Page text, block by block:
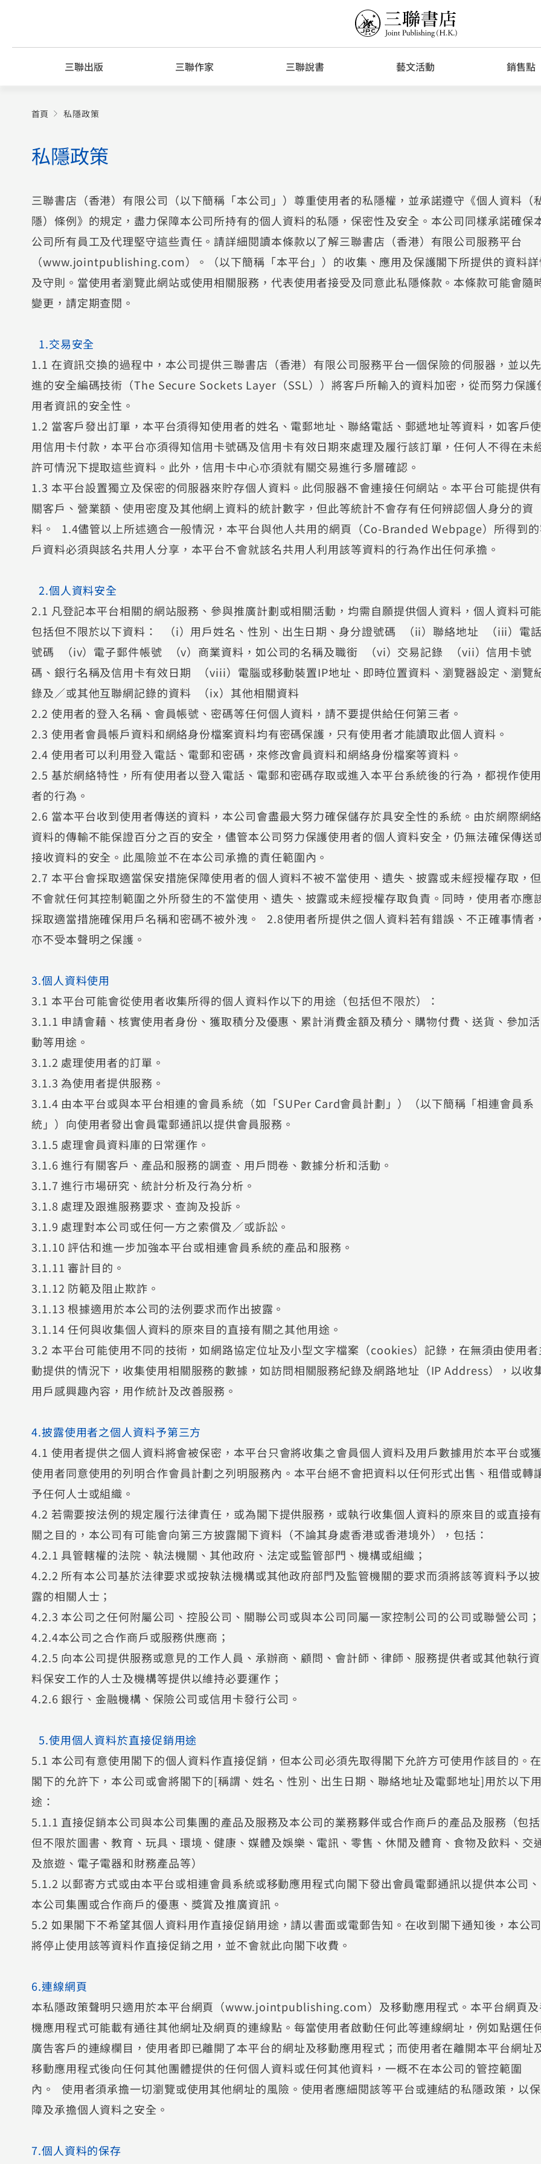
content
三聯出版 三聯作家 三聯說書 藝文活動 銷售點
首頁 私隱政策
私隱政策
三聯書店（香港）有限公司（以下簡稱「本公司」）尊重使用者的私隱權，並承諾遵守《個人資料（
隱）條例》的規定，盡力保障本公司所持有的個人資料的私隱，保密性及安全。本公司同樣承諾確保
公司所有員工及代理堅守這些責任。請詳細閱讀本條款以了解三聯書店（香港）有限公司服務平台
（www.jointpublishing.com）。（以下簡稱「本平台」）的收集、應用及保護閣下所提供的資料
及守則。當使用者瀏覽此網站或使用相關服務，代表使用者接受及同意此私隱條款。本條款可能會隨
變更，請定期查閱。
1.交易安全
1.1 在資訊交換的過程中，本公司提供三聯書店（香港）有限公司服務平台一個保險的伺服器，並以
進的安全編碼技術（The Secure Sockets Layer（SSL））將客戶所輸入的資料加密，從而努力保護
用者資訊的安全性。
1.2 當客戶發出訂單，本平台須得知使用者的姓名、電郵地址、聯絡電話、郵遞地址等資料，如客戶
用信用卡付款，本平台亦須得知信用卡號碼及信用卡有效日期來處理及履行該訂單，任何人不得在未
許可情況下提取這些資料。此外，信用卡中心亦須就有關交易進行多層確認。
1.3 本平台設置獨立及保密的伺服器來貯存個人資料。此伺服器不會連接任何網站。本平台可能提供
關客戶、營業額、使用密度及其他網上資料的統計數字，但此等統計不會存有任何辨認個人身分的資
料。 1.4儘管以上所述適合一般情況，本平台與他人共用的網頁（Co-Branded Webpage）所得到
戶資料必須與該名共用人分享，本平台不會就該名共用人利用該等資料的行為作出任何承擔。
2.個人資料安全
2.1 凡登記本平台相關的網站服務、參與推廣計劃或相關活動，均需自願提供個人資料，個人資料可
包括但不限於以下資料： （i）用戶姓名、性別、出生日期、身分證號碼 （ii）聯絡地址 （iii）電
號碼 （iv）電子郵件帳號 （v）商業資料，如公司的名稱及職銜 （vi）交易記錄 （vii）信用卡號
碼、銀行名稱及信用卡有效日期 （viii）電腦或移動裝置IP地址、即時位置資料、瀏覽器設定、瀏覽
錄及／或其他互聯網記錄的資料 （ix）其他相關資料
2.2 使用者的登入名稱、會員帳號、密碼等任何個人資料，請不要提供給任何第三者。
2.3 使用者會員帳戶資料和網絡身份檔案資料均有密碼保護，只有使用者才能讀取此個人資料。
2.4 使用者可以利用登入電話、電郵和密碼，來修改會員資料和網絡身份檔案等資料。
2.5 基於網絡特性，所有使用者以登入電話、電郵和密碼存取或進入本平台系統後的行為，都視作使
者的行為。
2.6 當本平台收到使用者傳送的資料，本公司會盡最大努力確保儲存於具安全性的系統。由於網際網
資料的傳輸不能保證百分之百的安全，儘管本公司努力保護使用者的個人資料安全，仍無法確保傳送
接收資料的安全。此風險並不在本公司承擔的責任範圍內。
2.7 本平台會採取適當保安措施保障使用者的個人資料不被不當使用、遺失、披露或未經授權存取，
不會就任何其控制範圍之外所發生的不當使用、遺失、披露或未經授權存取負責。同時，使用者亦應
採取適當措施確保用戶名稱和密碼不被外洩。 2.8使用者所提供之個人資料若有錯誤、不正確事情者
亦不受本聲明之保護。
3.個人資料使用
3.1 本平台可能會從使用者收集所得的個人資料作以下的用途（包括但不限於）：
3.1.1 申請會藉、核實使用者身份、獲取積分及優惠、累計消費金額及積分、購物付費、送貨、參加活
動等用途。
3.1.2 處理使用者的訂單。
3.1.3 為使用者提供服務。
3.1.4 由本平台或與本平台相連的會員系統（如「SUPer Card會員計劃」）（以下簡稱「相連會員系
統」）向使用者發出會員電郵通訊以提供會員服務。
3.1.5 處理會員資料庫的日常運作。
3.1.6 進行有關客戶、產品和服務的調查、用戶問卷、數據分析和活動。
3.1.7 進行市場研究、統計分析及行為分析。
3.1.8 處理及跟進服務要求、查詢及投訴。
3.1.9 處理對本公司或任何一方之索償及／或訴訟。
3.1.10 評估和進一步加強本平台或相連會員系統的產品和服務。
3.1.11 審計目的。
3.1.12 防範及阻止欺詐。
3.1.13 根據適用於本公司的法例要求而作出披露。
3.1.14 任何與收集個人資料的原來目的直接有關之其他用途。
3.2 本平台可能使用不同的技術，如網路協定位址及小型文字檔案（cookies）記錄，在無須由使用
動提供的情況下，收集使用相關服務的數據，如訪問相關服務紀錄及網路地址（IP Address），以收
用戶感興趣內容，用作統計及改善服務。
4.披露使用者之個人資料予第三方
4.1 使用者提供之個人資料將會被保密，本平台只會將收集之會員個人資料及用戶數據用於本平台或
使用者同意使用的列明合作會員計劃之列明服務內。本平台絕不會把資料以任何形式出售、租借或轉
予任何人士或組織。
4.2 若需要按法例的規定履行法律責任，或為閣下提供服務，或執行收集個人資料的原來目的或直接
關之目的，本公司有可能會向第三方披露閣下資料（不論其身處香港或香港境外），包括：
4.2.1 具管轄權的法院、執法機關、其他政府、法定或監管部⾨、機構或組織；
4.2.2 所有本公司基於法律要求或按執法機構或其他政府部門及監管機關的要求而須將該等資料予以披
露的相關人士；
4.2.3 本公司之任何附屬公司、控股公司、關聯公司或與本公司同屬一家控制公司的公司或聯營公司；
4.2.4本公司之合作商戶或服務供應商；
4.2.5 向本公司提供服務或意見的工作人員、承辦商、顧問、會計師、律師、服務提供者或其他執行資
料保安工作的人士及機構等提供以維持必要運作；
4.2.6 銀行、金融機構、保險公司或信用卡發行公司。
5.使用個人資料於直接促銷用途
5.1 本公司有意使用閣下的個人資料作直接促銷，但本公司必須先取得閣下允許方可使用作該目的。
閣下的允許下，本公司或會將閣下的[稱謂、姓名、性別、出生日期、聯絡地址及電郵地址]用於以下
途：
5.1.1 直接促銷本公司與本公司集團的產品及服務及本公司的業務夥伴或合作商戶的產品及服務（包括
但不限於圖書、教育、玩具、環境、健康、媒體及娛樂、電訊、零售、休閒及體育、食物及飲料、交
及旅遊、電子電器和財務產品等）
5.1.2 以郵寄方式或由本平台或相連會員系統或移動應⽤程式向閣下發出會員電郵通訊以提供本公司、
本公司集團或合作商戶的優惠、獎賞及推廣資訊。
5.2 如果閣下不希望其個人資料用作直接促銷用途，請以書面或電郵告知。在收到閣下通知後，本公
將停止使用該等資料作直接促銷之用，並不會就此向閣下收費。
6.連線網頁
本私隱政策聲明只適用於本平台網頁（www.jointpublishing.com）及移動應用程式。本平台網頁
機應用程式可能載有通往其他網址及網頁的連線點。每當使用者啟動任何此等連線網址，例如點選任
廣告客戶的連線欄目，使用者即已離開了本平台的網址及移動應用程式；而使用者在離開本平台網址
移動應用程式後向任何其他團體提供的任何個人資料或任何其他資料，一概不在本公司的管控範圍
內。 使用者須承擔一切瀏覽或使用其他網址的風險。使用者應細閱該等平台或連結的私隱政策，以保
障及承擔個人資料之安全。
7.個人資料的保存